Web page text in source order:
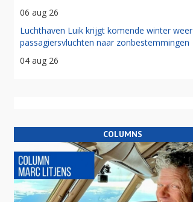
06 aug 26
Luchthaven Luik krijgt komende winter weer
passagiersvluchten naar zonbestemmingen
04 aug 26
COLUMNS